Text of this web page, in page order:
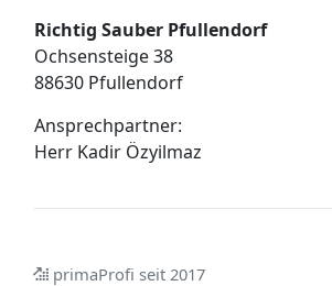
Richtig Sauber Pfullendorf
Ochsensteige 38
88630 Pfullendorf
Ansprechpartner:
Herr Kadir Özyilmaz
primaProfi seit 2017